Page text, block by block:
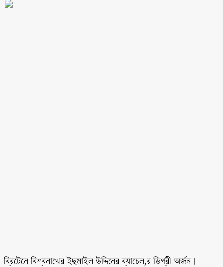
ব্রিটেনে বিশ্বনাথের ইছমাইল উদ্দিনের ব্যাচেল,র ডিগ্রী অর্জন।